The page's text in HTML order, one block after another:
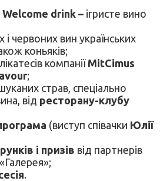
Welcome drink – ігристе вино
і червоних вин українських
коньяків;
компанії MitCimus
;
страв, спеціально
від ресторану-клубу
(виступ співачки Юлії
і призів від партнерів
.